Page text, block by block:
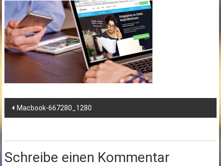
Post
Macbook-667280_1280
Schreibe einen Kommentar